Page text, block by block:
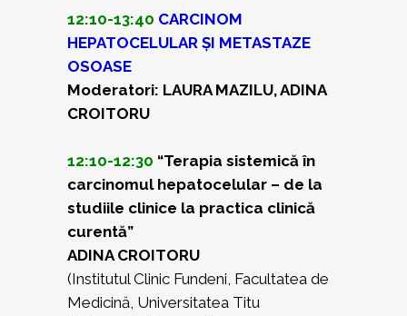
12:10-13:40 CARCINOM
HEPATOCELULAR ȘI METASTAZE
OSOASE
Moderatori: LAURA MAZILU, ADINA
CROITORU
12:10-12:30 “Terapia sistemică în
carcinomul hepatocelular – de la
studiile clinice la practica clinică
curentă”
ADINA CROITORU
(Institutul Clinic Fundeni, Facultatea de
Medicină, Universitatea Titu